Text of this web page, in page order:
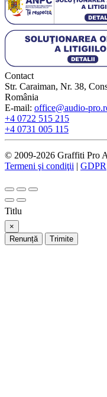
Contact
Str. Caraiman, Nr. 38,
România
E-mail: office@audio-
+4 0722 515 215
+4 0731 005 115
© 2009-2026 Graffiti Pro
Termeni şi condiţii | GDPR
Titlu
×
Renunță